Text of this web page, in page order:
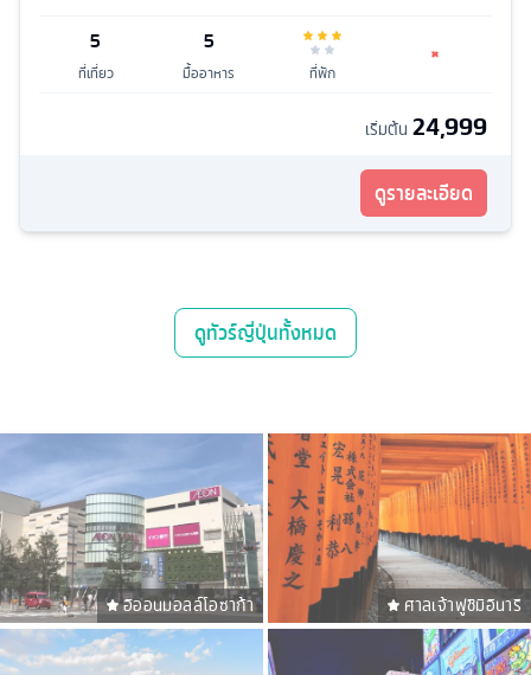
5
ที่เที่ยว
5
มื้ออาหาร ที่พัก
เริ่มต้น 24,999
ดูรายละเอียด
ดูทัวร์ญี่ปุ่นทั้งหมด
อิออนมอลล์โอซาก้า ศาลเจ้าฟูชิมิอินาริ